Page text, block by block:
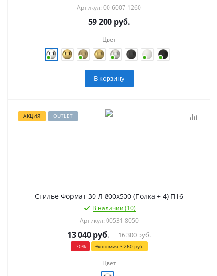
Артикул: 00-6007-1260
59 200руб.
Цвет
В корзину
АКЦИЯ OUTLET
Стилье Формат 30 Л 800х500 (Полка + 4) П16
В наличии (10)
Артикул: 00531-8050
13 040 руб. 16 300руб.
-20% Экономия 3 260руб.
Цвет